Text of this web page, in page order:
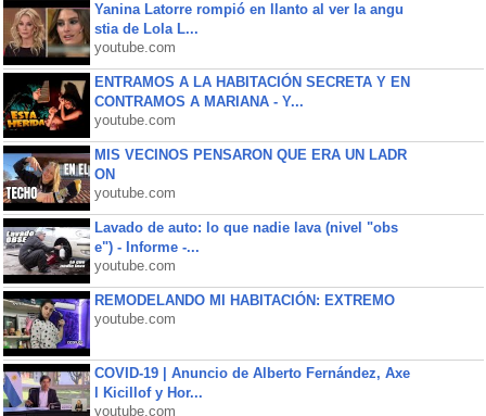
Yanina Latorre rompió en llanto al ver la angu
stia de Lola L...
youtube.com
ENTRAMOS A LA HABITACIÓN SECRETA Y EN
CONTRAMOS A MARIANA - Y...
youtube.com
MIS VECINOS PENSARON QUE ERA UN LADR
ON
youtube.com
Lavado de auto: lo que nadie lava (nivel "obs
e") - Informe -...
youtube.com
REMODELANDO MI HABITACIÓN: EXTREMO
youtube.com
COVID-19 | Anuncio de Alberto Fernández, Axe
l Kicillof y Hor...
youtube.com